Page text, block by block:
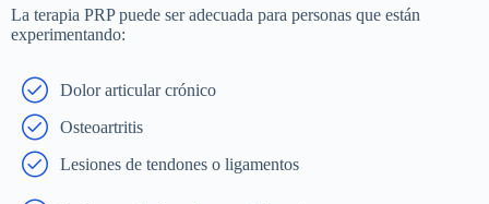
La terapia PRP puede ser adecuada para personas que están
experimentando:
Dolor articular crónico
Osteoartritis
Lesiones de tendones o ligamentos